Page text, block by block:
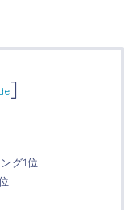
]
グ1位